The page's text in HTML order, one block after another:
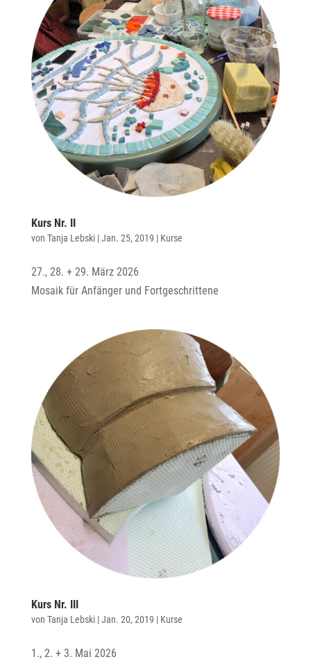
Kurs Nr. II
von Tanja Lebski|Jan. 25, 2019 | Kurse
27., 28. + 29. März 2026
Mosaik für Anfänger und Fortgeschrittene
Kurs Nr. III
von Tanja Lebski|Jan. 20, 2019 | Kurse
1., 2. + 3. Mai 2026